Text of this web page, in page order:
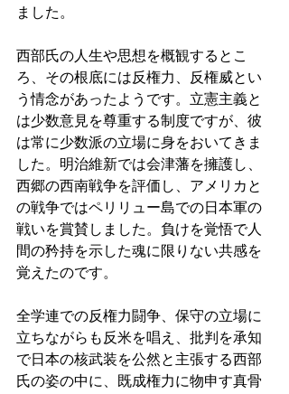
ました。
西部氏の人生や思想を概観するとこ
ろ、その根底には反権力、反権威とい
う情念があったようです。立憲主義と
は少数意見を尊重する制度ですが、彼
は常に少数派の立場に身をおいてきま
した。明治維新では会津藩を擁護し、
西郷の西南戦争を評価し、アメリカと
の戦争ではペリリュー島での日本軍の
戦いを賞賛しました。負けを覚悟で人
間の矜持を示した魂に限りない共感を
覚えたのです。
全学連での反権力闘争、保守の立場に
立ちながらも反米を唱え、批判を承知
で日本の核武装を公然と主張する西部
氏の姿の中に、既成権力に物申す真骨